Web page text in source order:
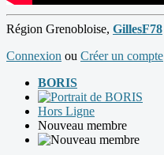
Région Grenobloise, GillesF78
Connexion ou Créer un compte
BORIS
Hors Ligne
Nouveau membre